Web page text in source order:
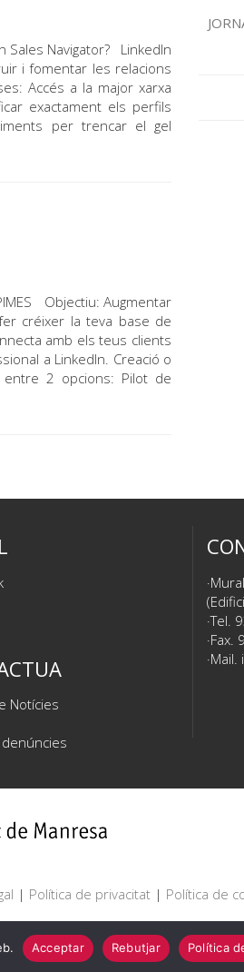
Sales Navigator? LinkedIn
i fomentar les relacions
Accés a la major xarxa
exactament els perfils
per trencar el gel
Objectiu: Augmentar
créixer la teva base de
amb els teus clients
a LinkedIn. Creació o
entre 2 opcions: Pilot de
Notícies
Tel.
Fax.
Mail.
| Política de privacitat | Política de
Acceptar Rebutjar Política